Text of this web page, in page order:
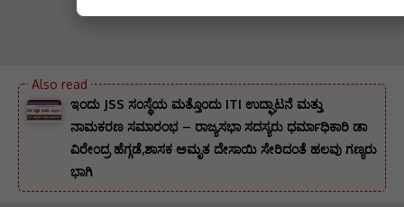
ಇಂದು JSS ಸಂಸ್ಥೆಯ ಮತ್ತೊಂದು ITI ಉದ್ಘಾಟನೆ ಮತ್ತು
ನಾಮಕರಣ ಸಮಾರಂಭ – ರಾಜ್ಯಸಭಾ ಸದಸ್ಯರು ಧರ್ಮಾಧಿಕಾರಿ ಡಾ
ವಿರೇಂದ್ರ ಹೆಗ್ಗಡೆ,ಶಾಸಕ ಅಮೃತ ದೇಸಾಯಿ ಸೇರಿದಂತೆ ಹಲವು ಗಣ್ಯರು
ಭಾಗಿ